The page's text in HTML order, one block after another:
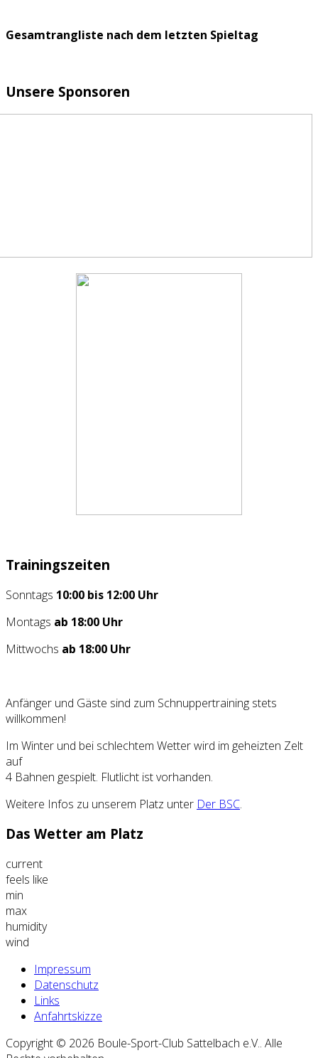
Gesamtrangliste nach dem letzten Spieltag
Unsere Sponsoren
Trainingszeiten
Sonntags 10:00 bis 12:00 Uhr
Montags ab 18:00 Uhr
Mittwochs ab 18:00 Uhr
Anfänger und Gäste sind zum Schnuppertraining stets
willkommen!
Im Winter und bei schlechtem Wetter wird im geheizten Zelt
auf
4 Bahnen gespielt. Flutlicht ist vorhanden.
Weitere Infos zu unserem Platz unter Der BSC.
Das Wetter am Platz
current
feels like
min
max
humidity
wind
Impressum
Datenschutz
Links
Anfahrtskizze
Copyright © 2026 Boule-Sport-Club Sattelbach e.V.. Alle